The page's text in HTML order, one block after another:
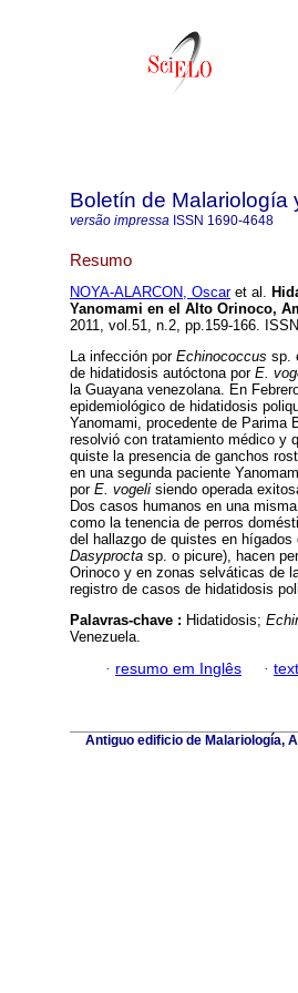
Boletín de Malariología
versão impressa ISSN 1690-4648
Resumo
NOYA-ALARCON, Oscaret al.
Yanomami en el Alto Orinoco,
2011, vol.51, n.2, pp.159-166.
La infección por Echinococcus sp.
de hidatidosis autóctona por E.
la Guayana venezolana. En
epidemiológico de hidatidosis
Yanomami, procedente de Parima
resolvió con tratamiento médico y
quiste la presencia de ganchos
en una segunda paciente
por E. vogeli siendo operada
Dos casos humanos en una
como la tenencia de perros
del hallazgo de quistes en
Dasyprocta sp. o picure), hacen
Orinoco y en zonas selváticas de
registro de casos de hidatidosis
Palavras-chave : Hidatidosis;
Venezuela.
· resumo em Inglês ·
Antiguo edificio de Malariología,